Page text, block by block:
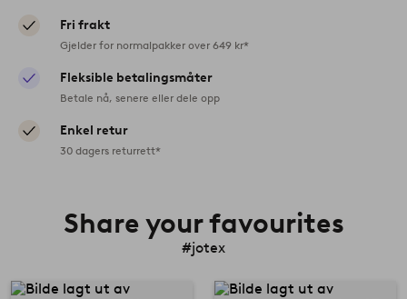
Fri frakt
Gjelder for normalpakker over 649 kr*
Fleksible betalingsmåter
Betale nå, senere eller dele opp
Enkel retur
30 dagers returrett*
Share your favourites
#jotex